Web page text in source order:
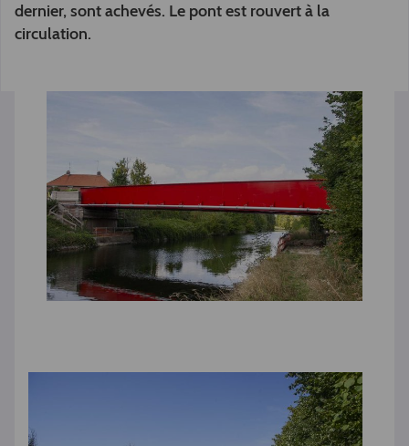
dernier, sont achevés. Le pont est rouvert à la
circulation.